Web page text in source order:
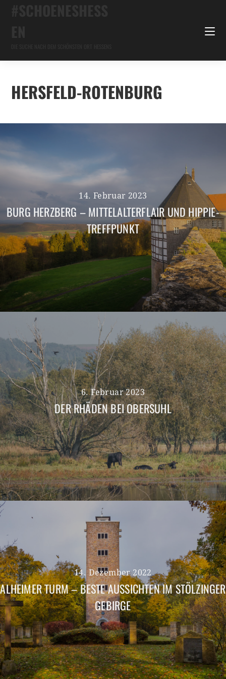
HERSFELD-ROTENBURG
14. Februar 2023
BURG HERZBERG – MITTELALTERFLAIR UND HIPPIE-
TREFFPUNKT
6. Februar 2023
DER RHÄDEN BEI OBERSUHL
14. Dezember 2022
ALHEIMER TURM – BESTE AUSSICHTEN IM STÖLZINGER
GEBIRGE